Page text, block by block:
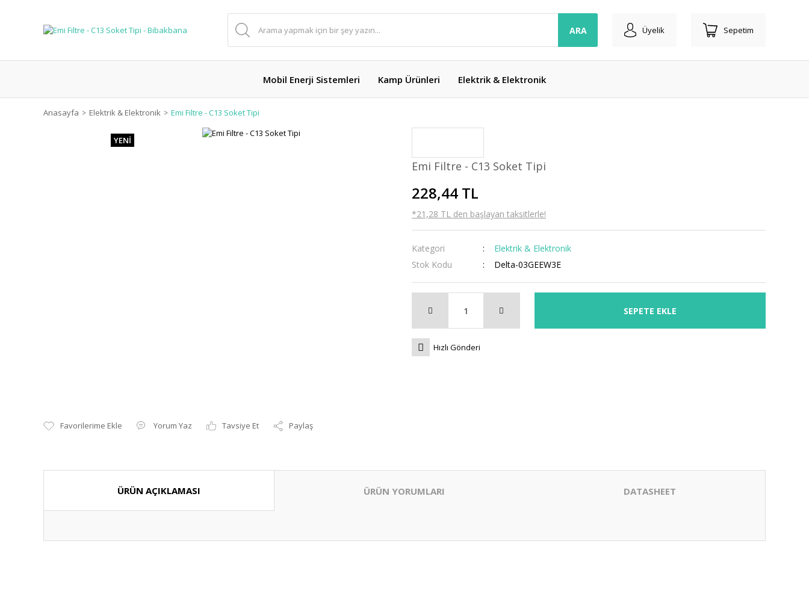
ARA Üyelik Sepetim
Mobil Enerji Sistemleri Kamp Ürünleri Elektrik & Elektronik
Anasayfa Elektrik & Elektronik Emi Filtre - C13 Soket Tipi
YENİ
Yorum Yaz Tavsiye Et Paylaş
Emi Filtre - C13 Soket Tipi
228,44 TL
*21,28 TL den başlayan taksitlerle!
Kategori
Elektrik & Elektronik
Stok Kodu
Delta-03GEEW3E
SEPETE EKLE
Hızlı Gönderi
ÜRÜN AÇIKLAMASI ÜRÜN YORUMLARI DATASHEET